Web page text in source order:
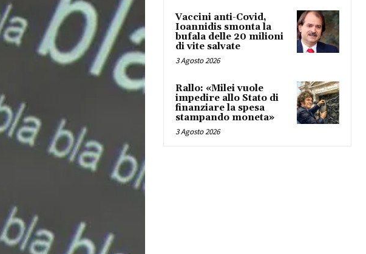
Vaccini anti-Covid,
Ioannidis smonta la
bufala delle 20 milioni
di vite salvate
3 Agosto 2026
Rallo: «Milei vuole
impedire allo Stato di
finanziare la spesa
stampando moneta»
3 Agosto 2026